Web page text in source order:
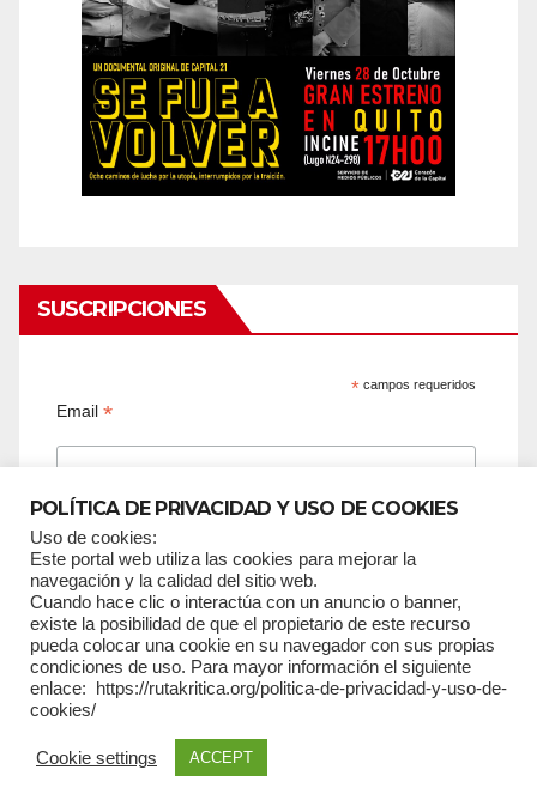
SUSCRIPCIONES
* campos requeridos
Email*
Nombres
Apellidos
POLÍTICA DE PRIVACIDAD Y USO DE COOKIES
Uso de cookies:
Este portal web utiliza las cookies para mejorar la
navegación y la calidad del sitio web.
Cuando hace clic o interactúa con un anuncio o banner,
existe la posibilidad de que el propietario de este recurso
pueda colocar una cookie en su navegador con sus propias
condiciones de uso. Para mayor información el siguiente
enlace: https://rutakritica.org/politica-de-privacidad-y-uso-de-
cookies/
Cookie settings ACCEPT